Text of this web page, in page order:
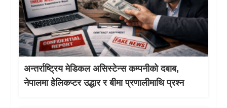
अन्तर्राष्ट्रिय मेडिकल असिस्टेन्स कम्पनीको दबाब,
नेपालमा हेलिकप्टर उद्धार र बीमा प्रणालीमाथि प्रश्न